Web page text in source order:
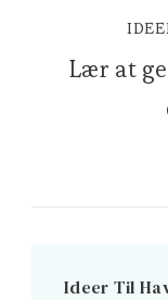
Lær at
Ideer Til